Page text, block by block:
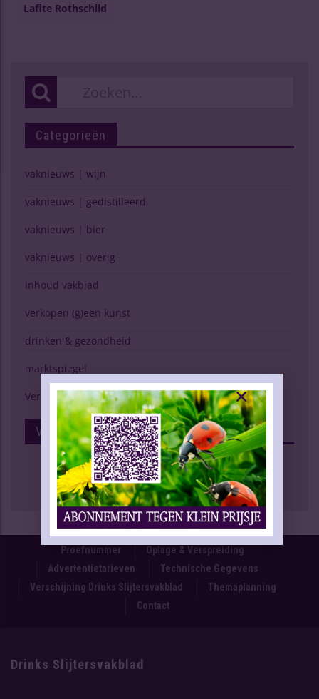
Lafite Rothschild
Categorieën
vaknieuws | wijn
vaknieuws | gedistilleerd
vaknieuws | bier
vaknieuws | overig
inhoud vakblad
verkopen (g)een kunst
drinken & gezondheid
marktspiegel
Verschijning Drinks Slijtersvakblad
Volg Ons Op Facebook
Proefnummer
Oplage & Verspreiding
Advertentietarieven
Technische Gegevens
Verschijning Drinks Slijtersvakblad
Themaplanning
Contact
Drinks Slijtersvakblad